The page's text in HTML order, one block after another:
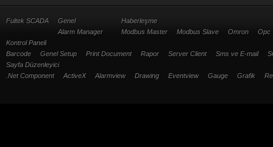
Fultek SCADA
Genel
Alarm Manager
Haberleşme
Modbus Master
Modbus Slave Omron
Opc
Kontrol Paneli
Barcode
Genel Setup Print Document Rapor Server Client Sms ve E-mail
Sayfa Düzenleyici
.Net Component
ActiveX Alarmview Drawing Eventview Gauge Grafik